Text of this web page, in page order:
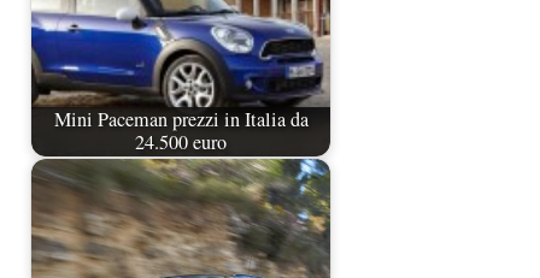
Mini Paceman prezzi in Italia da
24.500 euro